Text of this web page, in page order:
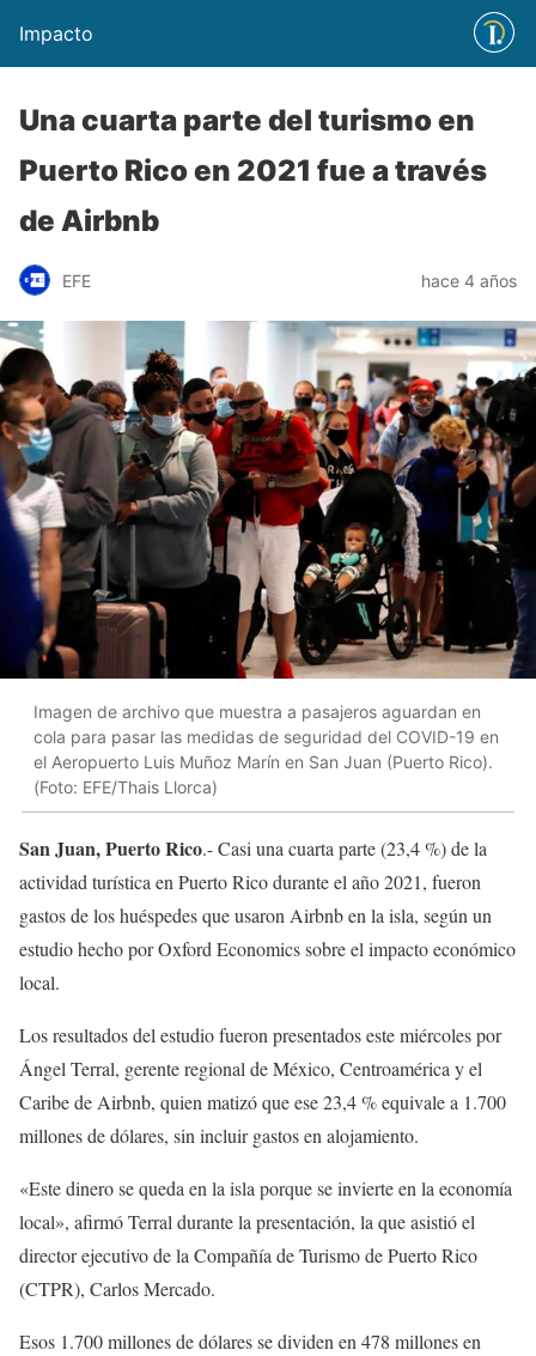
Impacto
Una cuarta parte del turismo en
Puerto Rico en 2021 fue a través
de Airbnb
EFE hace 4 años
Imagen de archivo que muestra a pasajeros aguardan en
cola para pasar las medidas de seguridad del COVID-19 en
el Aeropuerto Luis Muñoz Marín en San Juan (Puerto Rico).
(Foto: EFE/Thais Llorca)
San Juan, Puerto Rico.- Casi una cuarta parte (23,4 %) de la
actividad turística en Puerto Rico durante el año 2021, fueron
gastos de los huéspedes que usaron Airbnb en la isla, según un
estudio hecho por Oxford Economics sobre el impacto económico
local.
Los resultados del estudio fueron presentados este miércoles por
Ángel Terral, gerente regional de México, Centroamérica y el
Caribe de Airbnb, quien matizó que ese 23,4 % equivale a 1.700
millones de dólares, sin incluir gastos en alojamiento.
«Este dinero se queda en la isla porque se invierte en la economía
local», afirmó Terral durante la presentación, la que asistió el
director ejecutivo de la Compañía de Turismo de Puerto Rico
(CTPR), Carlos Mercado.
Esos 1.700 millones de dólares se dividen en 478 millones en